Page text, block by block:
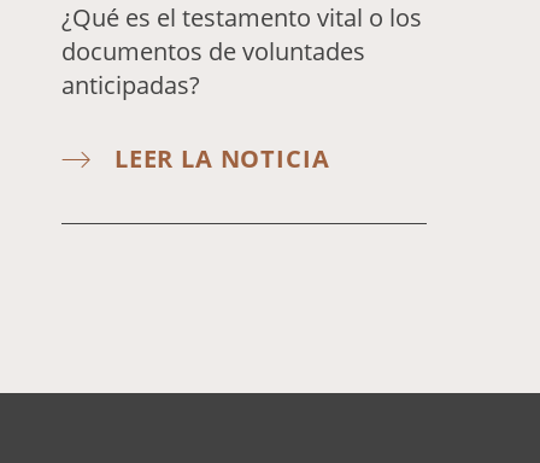
¿Qué es el testamento vital o los
documentos de voluntades
anticipadas?
LEER LA NOTICIA